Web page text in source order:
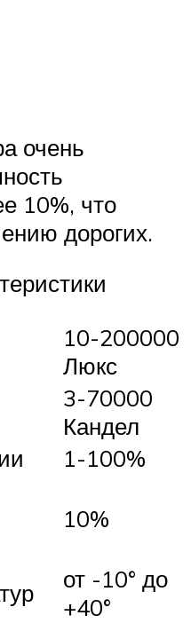
очень
10%, что
дорогих.
10-200000
Люкс
3-70000
Кандел
1-100%
10%
от -10° до
+40°